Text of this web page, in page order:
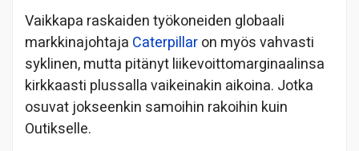
Vaikkapa raskaiden työkoneiden globaali
markkinajohtaja Caterpillaron myös vahvasti
syklinen, mutta pitänyt liikevoittomarginaalinsa
kirkkaasti plussalla vaikeinakin aikoina. Jotka
osuvat jokseenkin samoihin rakoihin kuin
Outikselle.